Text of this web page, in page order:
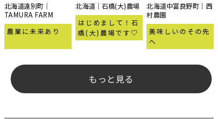
北海道遠別町｜
TAMURA FARM
農業に未来あり
北海道｜石橋(大)農場
はじめまして！石
橋(大)農場です♡
北海道中富良野町｜西
村農園
美味しいのその先
へ
もっと見る